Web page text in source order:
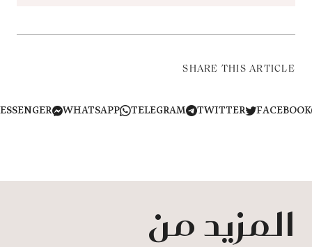
SHARE THIS ARTICLE
TWITTER
TELEGRAM
WHATSAPP
MESSENGER
المزيد من